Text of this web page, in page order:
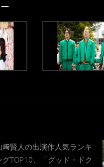
﨑賢人の出演作人気ランキ
グTOP10、「グッド・ドク